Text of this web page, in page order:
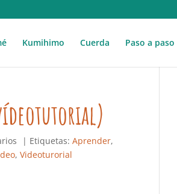
Kumihimo Cuerda Paso a paso
| Etiquetas:Aprender,
,Videoturorial